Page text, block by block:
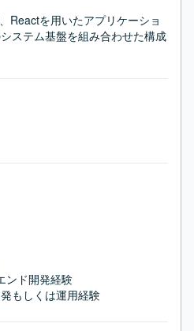
Reactを用いたアプリケーショ
ステム基盤を組み合わせた構成
ンド開発経験
もしくは運用経験